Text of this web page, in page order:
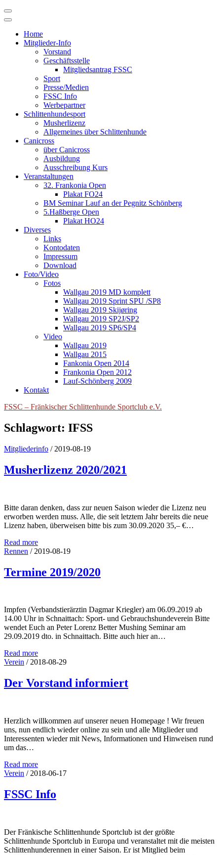
Skip
to
Home
Mitglieder-Info
Vorstand
Geschäftsstelle
Mitgliedsantrag FSSC
Sport
Presse/Medien
FSSC Info
Werbepartner
Schlittenhundesport
Musherlizenz
Allgemeines über Schlittenhunde
Canicross
über Canicross
Ausbildung
Ausschreibung Kurs
Veranstaltungen
32. Frankonia Open
Plakat FO24
BM Seminar Lauf an der Pegnitz Schönberg
5.Haßberge Open
Plakat HO24
Diverses
Links
Kontodaten
Impressum
Download
Foto/Video
Fotos
Wallgau 2019 MD komplett
Wallgau 2019 Sprint SPU /SP8
Wallgau 2019 Skijøring
Wallgau 2019 SP2J/SP2
Wallgau 2019 SP6/SP4
Video
Wallgau 2019
Wallgau 2015
Fankonia Open 2014
Frankonia Open 2012
Lauf-Schönberg 2009
Kontakt
FSSC – Fränkischer Schlittenhunde Sportclub e.V.
Schlagwort: IFSS
Mitgliederinfo / 2019-08-19
Musherlizenz 2020/2021
Bitte daran denken, dass zur neuen Saison wieder die Lizenz neu
erworben werden muss. Alle, die seit letztem Jahr bereits die neue
Lizenz haben, überweisen bitte bis zum 30.09.2020 35,– €…
Read more
Rennen / 2019-08-19
Termine 2019/2020
Impfen (Verbandstierärztin Dagmar Kriegler) am 06.09.2019 ab
14.00 Uhr in Schnaittach: Sport- und Gebrauchshundeverein Bitte
wendet Euch an Peter Lorenz Better Mushing Seminar am
29.09.2019 dto. in Schnaittach. Bitte auch hier an…
Read more
Verein / 2018-08-29
Der Vorstand informiert
Herzlich willkommen auf unserer neuen Homepage ! Wir freuen
uns, nun endlich wieder online zu sein und alle Mitglieder und
Interessenten wieder mit News, Informationen und Hinweisen rund
um das…
Read more
Verein / 2018-06-17
FSSC Info
Der Fränkische Schlittenhunde Sportclub ist der größte
Schlittenhunde Sportclub in Europa und veranstaltet mit die meisten
Schlittenhunderennen in einer Saison. Er ist Mitglied beim